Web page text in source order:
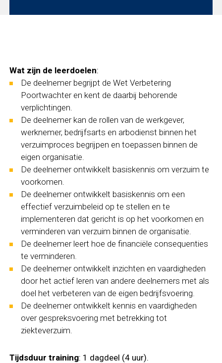
Wat zijn de leerdoelen:
De deelnemer begrijpt de Wet Verbetering
Poortwachter en kent de daarbij behorende
verplichtingen.
De deelnemer kan de rollen van de werkgever,
werknemer, bedrijfsarts en arbodienst binnen het
verzuimproces begrijpen en toepassen binnen de
eigen organisatie.
De deelnemer ontwikkelt basiskennis om verzuim te
voorkomen.
De deelnemer ontwikkelt basiskennis om een
effectief verzuimbeleid op te stellen en te
implementeren dat gericht is op het voorkomen en
verminderen van verzuim binnen de organisatie.
De deelnemer leert hoe de financiële consequenties
te verminderen.
De deelnemer ontwikkelt inzichten en vaardigheden
door het actief leren van andere deelnemers met als
doel het verbeteren van de eigen bedrijfsvoering.
De deelnemer ontwikkelt kennis en vaardigheden
over gespreksvoering met betrekking tot
ziekteverzuim.
Tijdsduur training: 1 dagdeel (4 uur).